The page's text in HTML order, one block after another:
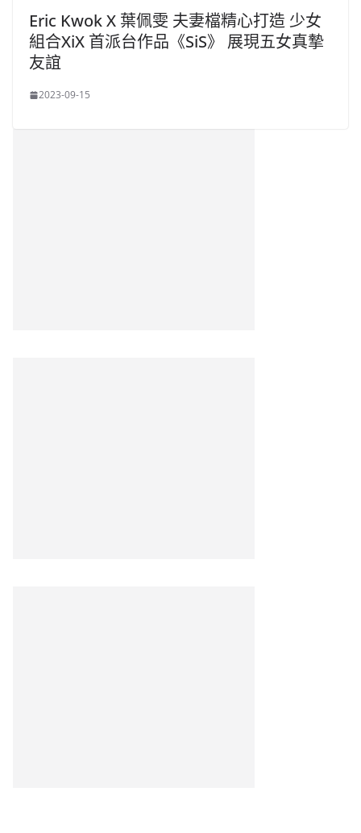
Eric Kwok X 葉佩雯 夫妻檔精心打造 少女
組合XiX 首派台作品《SiS》 展現五女真摯
友誼
2023-09-15